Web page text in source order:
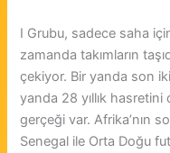
I Grubu, sadece saha
zamanda takımların
çekiyor. Bir yanda son
yanda 28 yıllık
gerçeği var. Afrika’nın
Senegal ile Orta Doğu